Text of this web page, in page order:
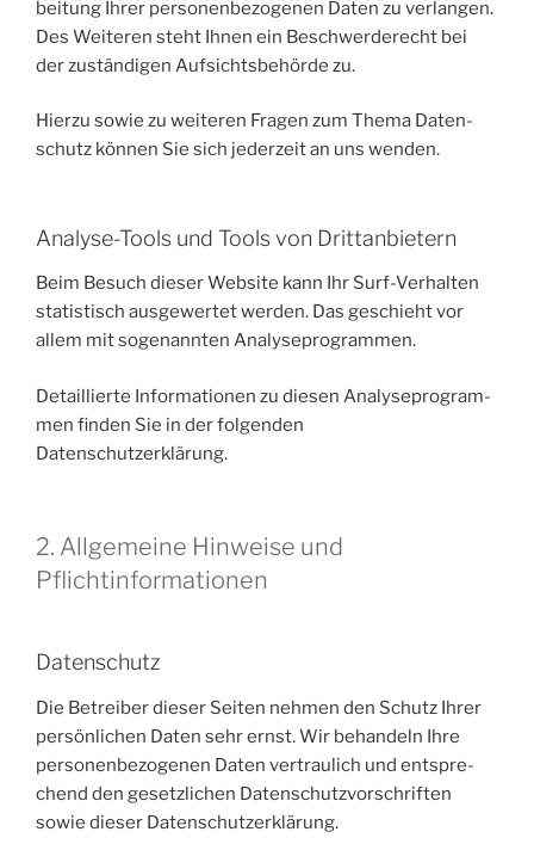
bei­tung Ihrer per­so­nen­be­zo­ge­nen Daten zu ver­lan­gen.
Des Wei­te­ren steht Ihnen ein Beschwer­de­recht bei
der zustän­di­gen Auf­sichts­be­hör­de zu.
Hier­zu sowie zu wei­te­ren Fra­gen zum The­ma Daten­
schutz kön­nen Sie sich jeder­zeit an uns wenden.
Analyse-Tools und Tools von Drittanbietern
Beim Besuch die­ser Web­site kann Ihr Surf-Ver­hal­ten
sta­tis­tisch aus­ge­wer­tet wer­den. Das geschieht vor
allem mit soge­nann­ten Analyseprogrammen.
Detail­lier­te Infor­ma­tio­nen zu die­sen Ana­ly­se­pro­gram­
men fin­den Sie in der fol­gen­den
Datenschutzerklärung.
2. Allgemeine Hinweise und
Pflichtinformationen
Datenschutz
Die Betrei­ber die­ser Sei­ten neh­men den Schutz Ihrer
per­sön­li­chen Daten sehr ernst. Wir behan­deln Ihre
per­so­nen­be­zo­ge­nen Daten ver­trau­lich und ent­spre­
chend den gesetz­li­chen Daten­schutz­vor­schrif­ten
sowie die­ser Datenschutzerklärung.